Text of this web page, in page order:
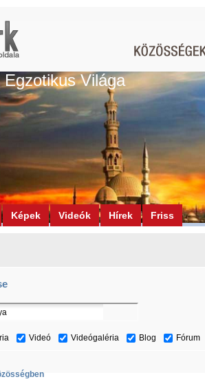
Világa
Képek Videók Hírek Friss
Videó Videógaléria Blog Fórum